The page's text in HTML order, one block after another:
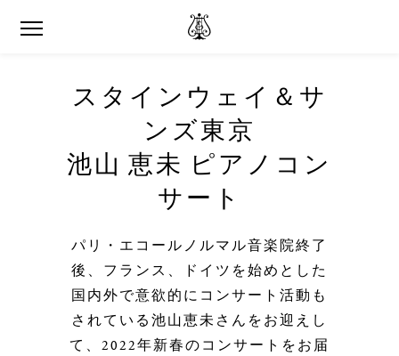
スタインウェイ＆サ
ンズ東京
池山 恵未 ピアノコン
サート
パリ・エコールノルマル音楽院終了
後、フランス、ドイツを始めとした
国内外で意欲的にコンサート活動も
されている池山恵未さんをお迎えし
て、2022年新春のコンサートをお届